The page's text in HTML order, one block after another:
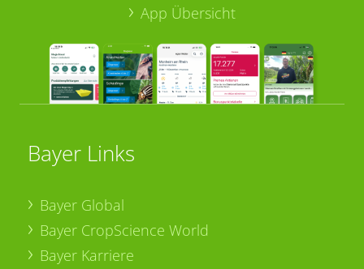
App Übersicht
Bayer Links
Bayer Global
Bayer CropScience World
Bayer Karriere